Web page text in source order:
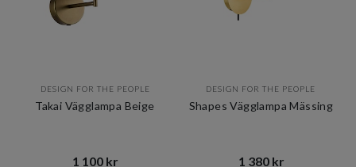
DESIGN FOR THE PEOPLE
Takai Vägglampa Beige
1 100 kr​​
DESIGN FOR THE PEOPLE
Shapes Vägglampa Mässing
1 380 kr​​